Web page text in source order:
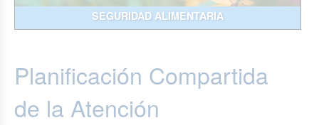
SEGURIDAD ALIMENTARIA
Planificación Compartida
de la Atención